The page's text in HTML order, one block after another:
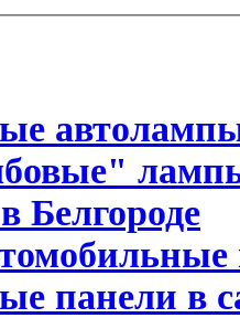
Белгороде
панели в